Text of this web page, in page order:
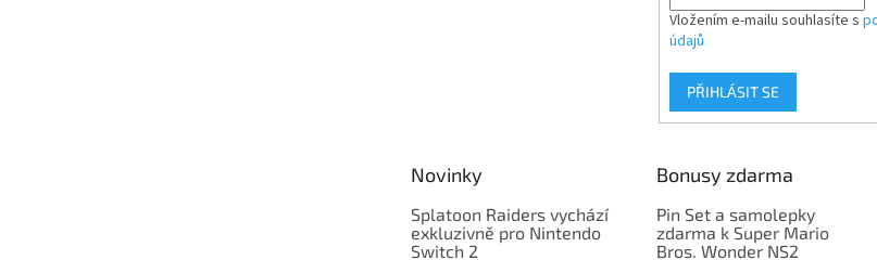
Vložením e-mailu souhlasíte s
údajů
PŘIHLÁSIT SE
Novinky
Splatoon Raiders vychází
exkluzivně pro Nintendo
Switch 2
Bonusy zdarma
Pin Set a samolepky
zdarma k Super Mario
Bros. Wonder NS2